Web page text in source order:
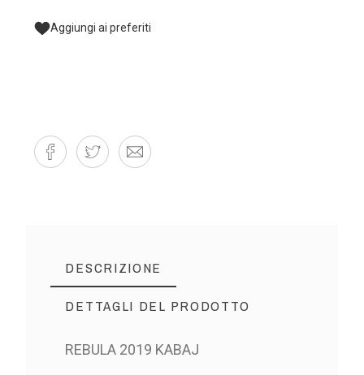
Aggiungi ai preferiti
DESCRIZIONE
DETTAGLI DEL PRODOTTO
REBULA 2019 KABAJ